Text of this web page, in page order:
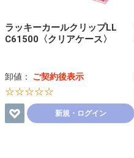
ラッキーカールクリップLL
C61500〈クリアケース〉
卸値： ご契約後表示
☆☆☆☆☆
新規・ログイン